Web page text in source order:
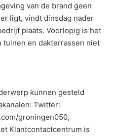
van de brand geen
ligt, vindt dinsdag nader
plaats. Voorlopig is het
tuinen en dakterrassen niet
kunnen gesteld
Twitter:
groningen050,
Klantcontactcentrum is